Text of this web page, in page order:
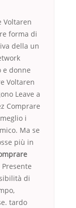
Voltaren
forma di
della un
e donne
Voltaren
Leave a
Comprare
i
Ma se
più in
Presente
di
tardo